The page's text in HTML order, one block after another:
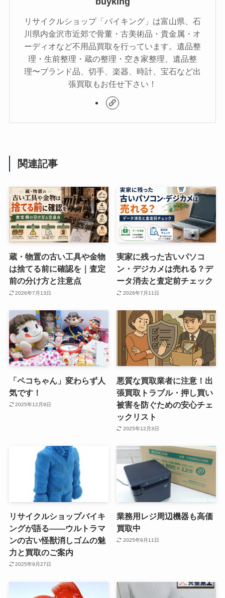
リサイクルショップ「バイキング」は富山県、石
川県内金沢市近郊で骨董・古美術品・貴金属・オ
ーディオなど不用品買取を行っています。遺品整
理・生前整理・蔵の整理・空き家整理、遺品整
理〜ブランド品、切手、楽器、時計、宝石など出
張買取もお任せ下さい！
関連記事
蔵・物置の古い工具や金物
は捨てる前に確認を｜査定
前の分け方と注意点
2026年7月13日
実家に残った古いパソコ
ン・デジカメは売れる？デ
ータ消去と査定前チェック
2026年7月11日
「ペコちゃん」変わらず人
気です！
2025年12月9日
悪質な買取業者に注意！出
張買取トラブル・押し買い
被害を防ぐための安心チェ
ックリスト
2025年12月3日
リサイクルショップバイキ
ングが語る——ウルトラマ
ンの古い怪獣消しゴムの魅
力と買取のご案内
2025年9月27日
業務用レジ周辺機器も高価
買取中
2025年9月11日